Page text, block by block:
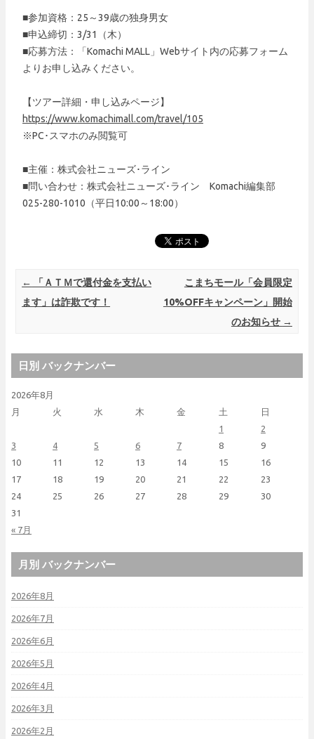
■参加資格：25～39歳の独身男女
■申込締切：3/31（木）
■応募方法：「Komachi MALL」Webサイト内の応募フォーム
よりお申し込みください。
【ツアー詳細・申し込みページ】
https://www.komachimall.com/travel/105
※PC･スマホのみ閲覧可
■主催：株式会社ニューズ･ライン
■問い合わせ：株式会社ニューズ･ライン Komachi編集部
025-280-1010（平日10:00～18:00）
Post navigation
←
「ＡＴＭで還付金を支払い
ます」は詐欺です！
こまちモール「会員限定
10%OFFキャンペーン」開始
のお知らせ →
日別 バックナンバー
2026年8月
月
火 水 木 金 土 日
« 7月
1
2
3
4 5 6 7 8
9
10
11 12 13 14 15
16
17
18 19 20 21 22
23
24
25 26 27 28 29
30
31
月別 バックナンバー
2026年8月
2026年7月
2026年6月
2026年5月
2026年4月
2026年3月
2026年2月